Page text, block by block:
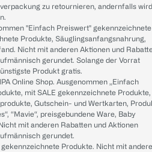
zu retournieren, andernfalls wird
"Einfach Preiswert" gekennzeichnete
Produkte, Säuglingsanfangsnahrung,
Nicht mit anderen Aktionen und
gerundet. Solange der Vorrat
Produkt gratis.
Online Shop. Ausgenommen „Einfach
mit SALE gekennzeichnete Produkte,
Gutschein- und Wertkarten,
“Mavie“, preisgebundene Ware, Baby
mit anderen Rabatten und Aktionen
gerundet.
gekennzeichnete Produkte. Nicht mit